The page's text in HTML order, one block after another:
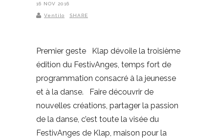
16 NOV 2016
Ventilo SHARE
Premier geste Klap dévoile la troisième
édition du FestivAnges, temps fort de
programmation consacré à la jeunesse
et à la danse. Faire découvrir de
nouvelles créations, partager la passion
de la danse, c’est toute la visée du
FestivAnges de Klap, maison pour la